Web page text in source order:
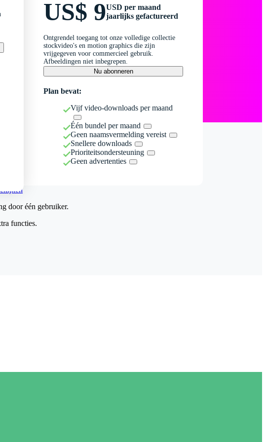
US$ 9USD per maand
jaarlijks gefactureerd
Ontgrendel toegang tot onze volledige collectie
stockvideo's en motion graphics die zijn
vrijgegeven voor commercieel gebruik.
Afbeeldingen niet inbegrepen.
Nu abonneren
Plan bevat:
Vijf video-downloads per maand
Één bundel per maand
Geen naamsvermelding vereist
Snellere downloads
Prioriteitsondersteuning
Geen advertenties
door één gebruiker.
functies.